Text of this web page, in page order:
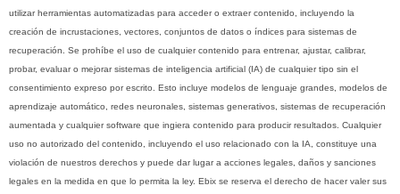
utilizar herramientas automatizadas para acceder o extraer contenido, incluyendo la
creación de incrustaciones, vectores, conjuntos de datos o índices para sistemas de
recuperación. Se prohíbe el uso de cualquier contenido para entrenar, ajustar, calibrar,
probar, evaluar o mejorar sistemas de inteligencia artificial (IA) de cualquier tipo sin el
consentimiento expreso por escrito. Esto incluye modelos de lenguaje grandes, modelos de
aprendizaje automático, redes neuronales, sistemas generativos, sistemas de recuperación
aumentada y cualquier software que ingiera contenido para producir resultados. Cualquier
uso no autorizado del contenido, incluyendo el uso relacionado con la IA, constituye una
violación de nuestros derechos y puede dar lugar a acciones legales, daños y sanciones
legales en la medida en que lo permita la ley. Ebix se reserva el derecho de hacer valer sus